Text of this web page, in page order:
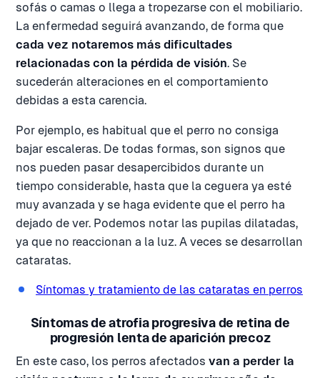
sofás o camas o llega a tropezarse con el mobiliario.
La enfermedad seguirá avanzando, de forma que
cada vez notaremos más dificultades
relacionadas con la pérdida de visión. Se
sucederán alteraciones en el comportamiento
debidas a esta carencia.
Por ejemplo, es habitual que el perro no consiga
bajar escaleras. De todas formas, son signos que
nos pueden pasar desapercibidos durante un
tiempo considerable, hasta que la ceguera ya esté
muy avanzada y se haga evidente que el perro ha
dejado de ver. Podemos notar las pupilas dilatadas,
ya que no reaccionan a la luz. A veces se desarrollan
cataratas.
Síntomas y tratamiento de las cataratas en perros
Síntomas de atrofia progresiva de retina de
progresión lenta de aparición precoz
En este caso, los perros afectados van a perder la